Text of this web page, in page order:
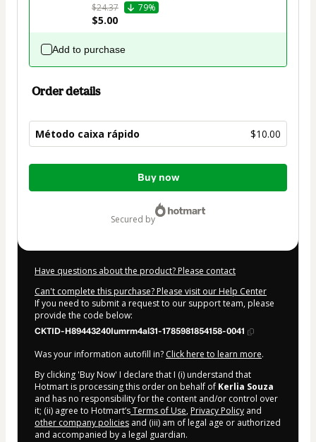
$24.37
79%
$5.00
Add to purchase
Order details
Método caixa rápido $10.00
Total
Buy now
secured by
Have questions about the product? Please contact
Can't complete this purchase? Please visit our Help Center
If you need to submit a request to our support team, please
provide the code below:
CKTID-H89443240Iumrm4al31-1785981854158-0041
Was your information autofill in? Click here to learn more.
By clicking 'Buy Now' I declare that I (i) understand that
Hotmart is processing this order on behalf of Kerlia Souza
and has no responsibility for the content and/or control over
it; (ii) agree to Hotmart’sTerms of Use, Privacy Policy and
other company policies and (iii) am of legal age or authorized
and accompanied by a legal guardian.